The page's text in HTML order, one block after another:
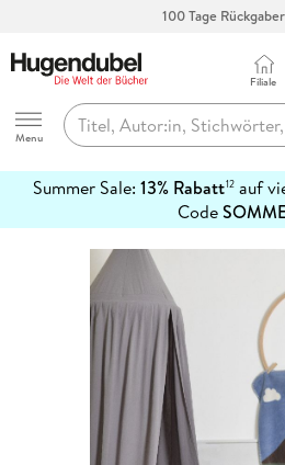
Hugendubel
Menu
Filiale
Summer Sale: 13% Rabatt12auf
Code
erfahren